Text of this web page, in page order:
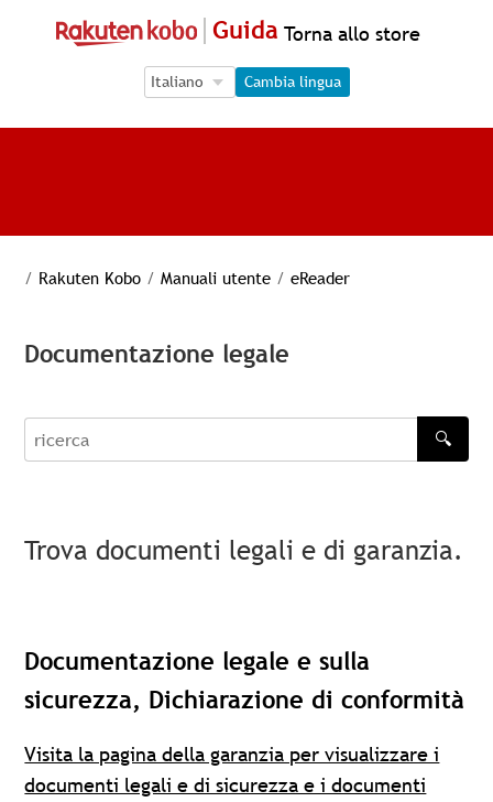
Guida Torna allo store
Language Selection
Language Selection
Cambia lingua
/ Rakuten Kobo / Manuali utente / eReader
Documentazione legale
recherche
🔍
Trova documenti legali e di garanzia.
Documentazione legale e sulla
sicurezza, Dichiarazione di conformità
Visita la pagina della garanzia per visualizzare i
documenti legali e di sicurezza e i documenti